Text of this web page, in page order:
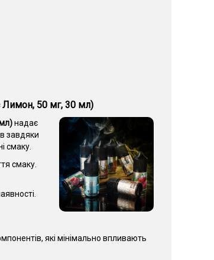
Лимон, 50 мг, 30 мл)
надає
завдяки
смаку.
смаку.
які мінімально впливають